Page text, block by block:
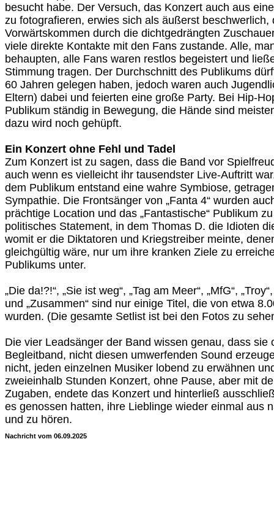
besucht habe. Der Versuch, das Konzert auch aus
zu fotografieren, erwies sich als äußerst beschwerlich,
Vorwärtskommen durch die dichtgedrängten
viele direkte Kontakte mit den Fans zustande. Alle,
behaupten, alle Fans waren restlos begeistert und
Stimmung tragen. Der Durchschnitt des Publikums
60 Jahren gelegen haben, jedoch waren auch
Eltern) dabei und feierten eine große Party. Bei Hip-
Publikum ständig in Bewegung, die Hände sind
dazu wird noch gehüpft.
Ein Konzert ohne Fehl und Tadel
Zum Konzert ist zu sagen, dass die Band vor
auch wenn es vielleicht ihr tausendster Live-Auftritt
dem Publikum entstand eine wahre Symbiose,
Sympathie. Die Frontsänger von „Fanta 4“ wurden
prächtige Location und das „Fantastische“ Publikum
politisches Statement, in dem Thomas D. die Idioten
womit er die Diktatoren und Kriegstreiber meinte,
gleichgültig wäre, nur um ihre kranken Ziele zu
Publikums unter.
„Die da!?!“, „Sie ist weg“, „Tag am Meer“, „MfG“,
und „Zusammen“ sind nur einige Titel, die von etwa
wurden. (Die gesamte Setlist ist bei den Fotos zu
Die vier Leadsänger der Band wissen genau, dass sie
Begleitband, nicht diesen umwerfenden Sound
nicht, jeden einzelnen Musiker lobend zu erwähnen
zweieinhalb Stunden Konzert, ohne Pause, aber mit
Zugaben, endete das Konzert und hinterließ
es genossen hatten, ihre Lieblinge wieder einmal aus
und zu hören.
Nachricht vom 06.09.2025